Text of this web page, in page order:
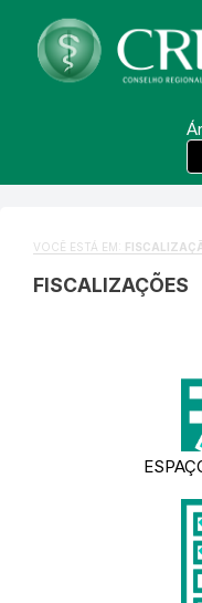
VOCÊ ESTÁ EM:
FISCALIZAÇÕES